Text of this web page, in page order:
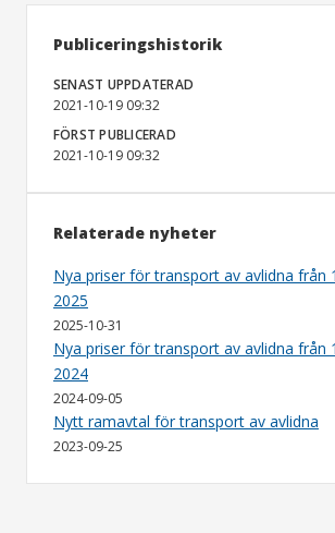
Publiceringshistorik
SENAST UPPDATERAD
2021-10-19 09:32
FÖRST PUBLICERAD
2021-10-19 09:32
Relaterade nyheter
Nya priser för transport av avlidna från
2025
2025-10-31
Nya priser för transport av avlidna från
2024
2024-09-05
Nytt ramavtal för transport av avlidna
2023-09-25